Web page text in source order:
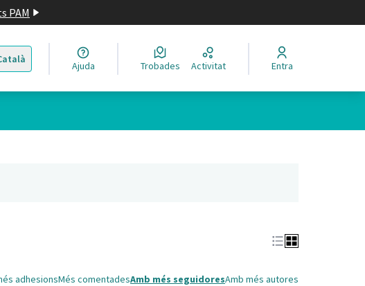
PAM
Català
la llengua Elegir el idioma
Ajuda Trobades Activitat Entra
adhesionsMés comentadesAmb més seguidoresAmb més autores